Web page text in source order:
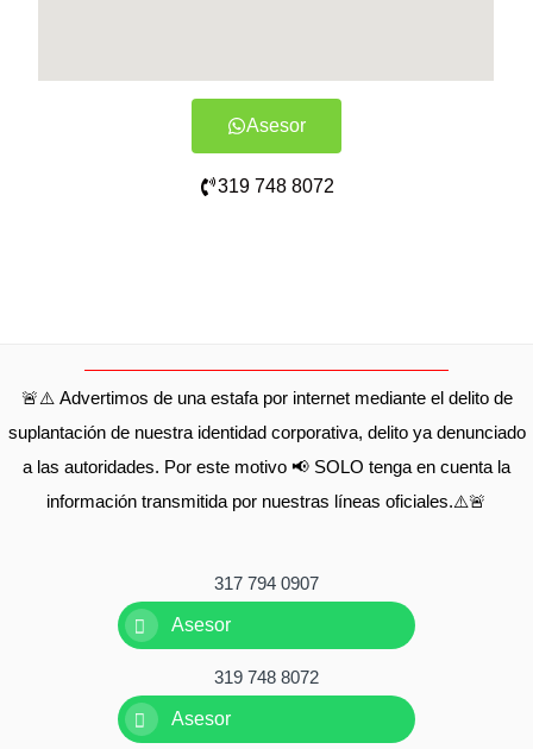
Asesor
319 748 8072
🚨⚠️ Advertimos de una estafa por internet mediante el delito de
suplantación de nuestra identidad corporativa, delito ya denunciado
a las autoridades. Por este motivo 📢 SOLO tenga en cuenta la
información transmitida por nuestras líneas oficiales.⚠️🚨
317 794 0907
Asesor
319 748 8072
Asesor